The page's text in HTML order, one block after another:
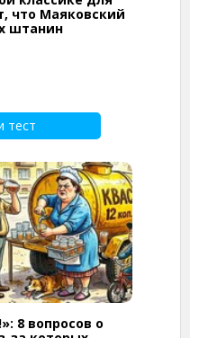
что Маяковский
штанин
тест
8 вопросов о